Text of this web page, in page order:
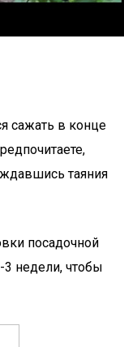
сажать в конце
таяния
посадочной
недели, чтобы